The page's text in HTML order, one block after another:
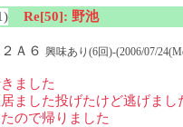
Re[50]: 野池
Ａ６ 興味あり(6回)-(2006/07/
ました
ました投げたけど逃げまし
ので帰りました